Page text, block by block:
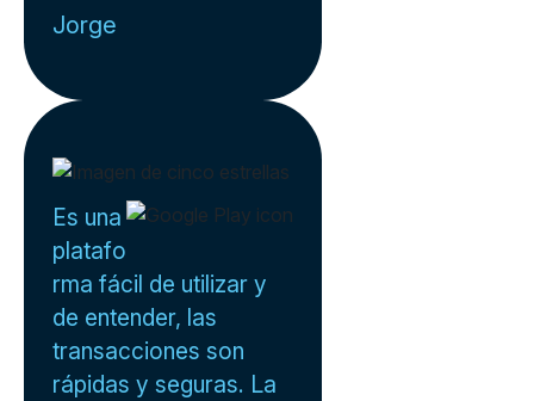
Jorge
Es una
platafo
rma fácil de utilizar y
de entender, las
transacciones son
rápidas y seguras. La